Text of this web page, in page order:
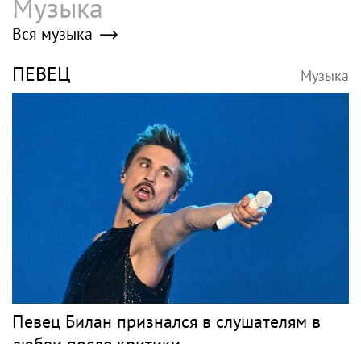
Вся музыка
ПЕВЕЦ Музыка
Певец Билан признался в слушателям в